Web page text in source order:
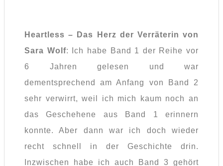
Heartless – Das Herz der Verräterin von
Sara Wolf: Ich habe Band 1 der Reihe vor
6 Jahren gelesen und war
dementsprechend am Anfang von Band 2
sehr verwirrt, weil ich mich kaum noch an
das Geschehene aus Band 1 erinnern
konnte. Aber dann war ich doch wieder
recht schnell in der Geschichte drin.
Inzwischen habe ich auch Band 3 gehört